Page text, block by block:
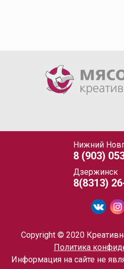
Нижний
8 (903)
Дзержинск
8(8313)
Copyright © 2020
Политика
Информация на сайте не